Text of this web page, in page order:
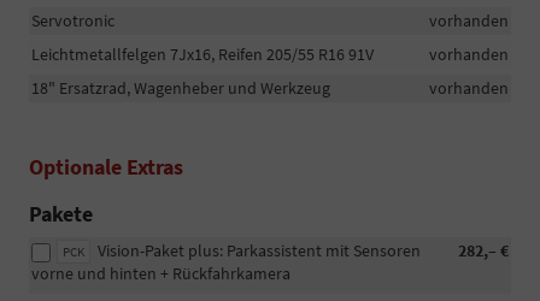
Servotronic
vorhanden
Leichtmetallfelgen 7Jx16, Reifen 205/55 R16 91V
vorhanden
18" Ersatzrad, Wagenheber und Werkzeug
vorhanden
Optionale Extras
Pakete
PCK 282,– €
Vision-Paket plus: Parkassistent mit Sensoren
vorne und hinten + Rückfahrkamera